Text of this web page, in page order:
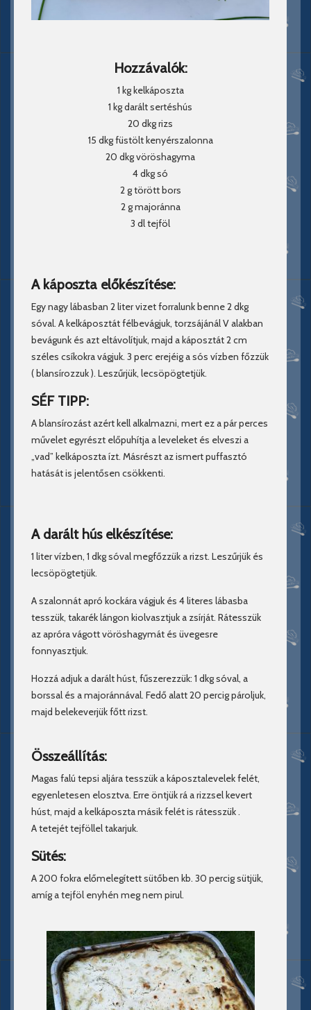
Hozzávalók:
1 kg kelkáposzta
1 kg darált sertéshús
20 dkg rizs
15 dkg füstölt kenyérszalonna
20 dkg vöröshagyma
4 dkg só
2 g törött bors
2 g majoránna
3 dl tejföl
A káposzta előkészítése:
Egy nagy lábasban 2 liter vizet forralunk benne 2 dkg
sóval. A kelkáposztát félbevágjuk, torzsájánál V alakban
bevágunk és azt eltávolítjuk, majd a káposztát 2 cm
széles csíkokra vágjuk. 3 perc erejéig a sós vízben főzzük
( blansírozzuk ). Leszűrjük, lecsöpögtetjük.
SÉF TIPP:
A blansírozást azért kell alkalmazni, mert ez a pár perces
művelet egyrészt előpuhítja a leveleket és elveszi a
„vad” kelkáposzta ízt. Másrészt az ismert puffasztó
hatását is jelentősen csökkenti.
A darált hús elkészítése:
1 liter vízben, 1 dkg sóval megfőzzük a rizst. Leszűrjük és
lecsöpögtetjük.
A szalonnát apró kockára vágjuk és 4 literes lábasba
tesszük, takarék lángon kiolvasztjuk a zsírját. Rátesszük
az apróra vágott vöröshagymát és üvegesre
fonnyasztjuk.
Hozzá adjuk a darált húst, fűszerezzük: 1 dkg sóval, a
borssal és a majoránnával. Fedő alatt 20 percig pároljuk,
majd belekeverjük főtt rizst.
Összeállítás:
Magas falú tepsi aljára tesszük a káposztalevelek felét,
egyenletesen elosztva. Erre öntjük rá a rizzsel kevert
húst, majd a kelkáposzta másik felét is rátesszük .
A tetejét tejföllel takarjuk.
Sütés:
A 200 fokra előmelegített sütőben kb. 30 percig sütjük,
amíg a tejföl enyhén meg nem pirul.